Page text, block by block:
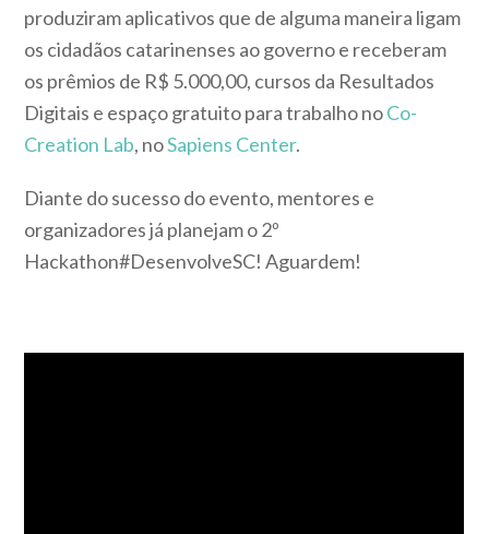
produziram aplicativos que de alguma maneira ligam
os cidadãos catarinenses ao governo e receberam
os prêmios de R$ 5.000,00, cursos da Resultados
Digitais e espaço gratuito para trabalho noCo-
Creation Lab, noSapiens Center.
Diante do sucesso do evento, mentores e
organizadores já planejam o 2º
Hackathon#DesenvolveSC! Aguardem!